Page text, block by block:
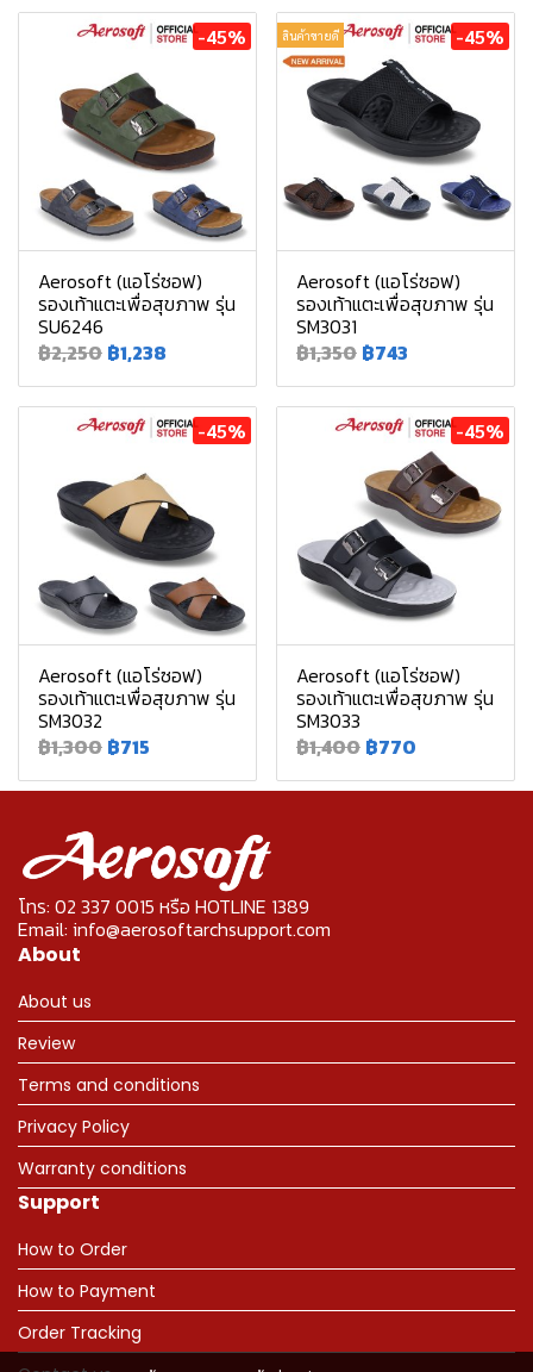
-45%
Aerosoft (แอโร่ซอฟ)
รองเท้าแตะเพื่อสุขภาพ รุ่น
SU6246
฿2,250 ฿1,238
สินค้าขายดี -45%
Aerosoft (แอโร่ซอฟ)
รองเท้าแตะเพื่อสุขภาพ รุ่น
SM3031
฿1,350 ฿743
-45%
Aerosoft (แอโร่ซอฟ)
รองเท้าแตะเพื่อสุขภาพ รุ่น
SM3032
฿1,300 ฿715
-45%
Aerosoft (แอโร่ซอฟ)
รองเท้าแตะเพื่อสุขภาพ รุ่น
SM3033
฿1,400 ฿770
โทร: 02 337 0015 หรือ HOTLINE 1389
Email: info@aerosoftarchsupport.com
About
About us
Review
Terms and conditions
Privacy Policy
Warranty conditions
Support
How to Order
How to Payment
Order Tracking